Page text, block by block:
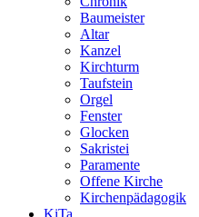
Baumeister
Altar
Kanzel
Kirchturm
Taufstein
Orgel
Fenster
Glocken
Sakristei
Paramente
Offene Kirche
Kirchenpädagogik
KiTa